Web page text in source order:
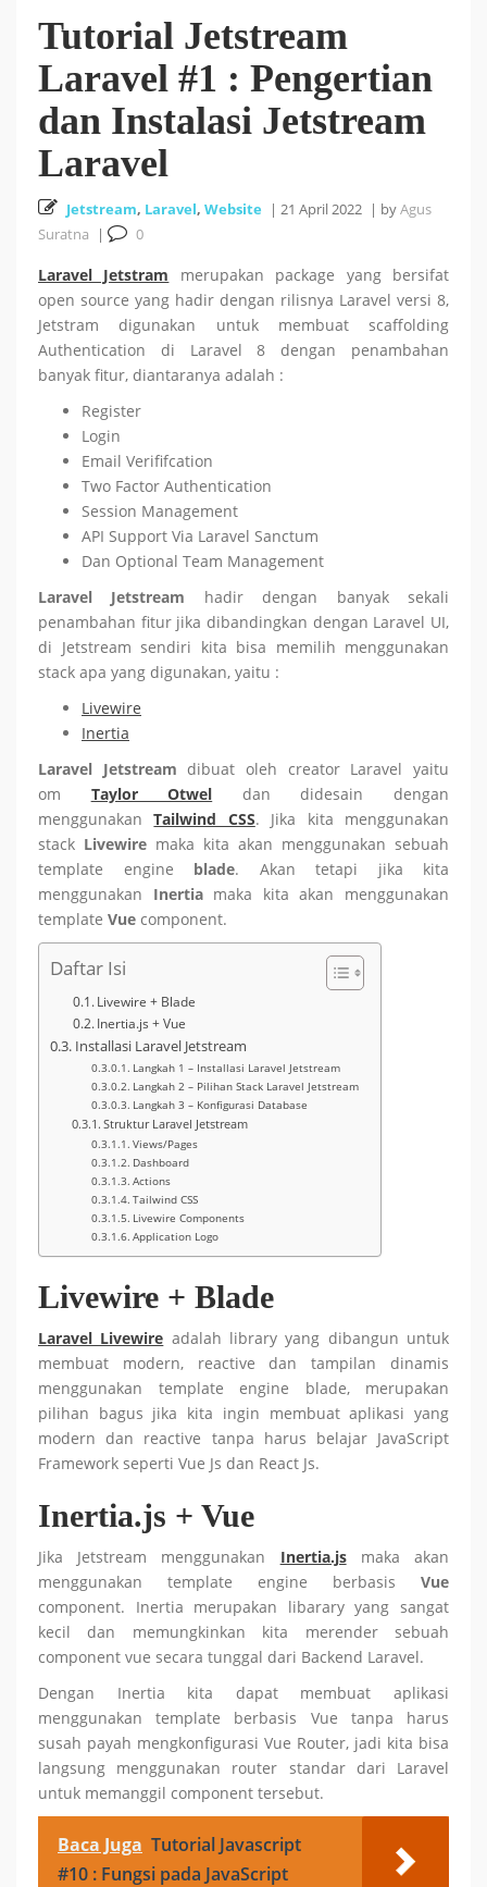
Cara Install HUSTOJ (HUST Online Judge) di Ubuntu
24.04 LTS 26 October 2025
5 October 2025
September 2025
Tutorial Bahasa R : #4 Fungsi dan Kontrol Aliran di R
18 September 2025
Tutorial Jetstream
Laravel #1 : Pengertian
dan Instalasi Jetstream
Laravel
Jetstream, Laravel, Website | 21 April 2022 | byAgus
Suratna
| 0
Laravel Jetstram merupakan package yang bersifat
open source yang hadir dengan rilisnya Laravel versi 8,
Jetstram digunakan untuk membuat scaffolding
Authentication di Laravel 8 dengan penambahan
banyak fitur, diantaranya adalah :
Register
Login
Email Verififcation
Two Factor Authentication
Session Management
API Support Via Laravel Sanctum
Dan Optional Team Management
Laravel Jetstream hadir dengan banyak sekali
penambahan fitur jika dibandingkan dengan Laravel UI,
di Jetstream sendiri kita bisa memilih menggunakan
stack apa yang digunakan, yaitu :
Livewire
Inertia
Laravel Jetstream dibuat oleh creator Laravel yaitu
om Taylor Otwel dan didesain dengan
menggunakanTailwind CSS. Jika kita menggunakan
stack Livewire maka kita akan menggunakan sebuah
template engine blade. Akan tetapi jika kita
menggunakan Inertiamaka kita akan menggunakan
template Vue component.
Daftar Isi
Livewire + Blade
Inertia.js + Vue
Installasi Laravel Jetstream
Langkah 1 – Installasi Laravel Jetstream
Langkah 2 – Pilihan Stack Laravel Jetstream
Langkah 3 – Konfigurasi Database
Struktur Laravel Jetstream
Views/Pages
Dashboard
Actions
Tailwind CSS
Livewire Components
Application Logo
Livewire + Blade
Laravel Livewire adalah library yang dibangun untuk
membuat modern, reactive dan tampilan dinamis
menggunakan template engine blade, merupakan
pilihan bagus jika kita ingin membuat aplikasi yang
modern dan reactive tanpa harus belajar JavaScript
Framework seperti Vue Js dan React Js.
Inertia.js + Vue
Jika Jetstream menggunakan Inertia.jsmaka akan
menggunakan template engine berbasis Vue
component. Inertia merupakan libarary yang sangat
kecil dan memungkinkan kita merender sebuah
component vue secara tunggal dari Backend Laravel.
Dengan Inertia kita dapat membuat aplikasi
menggunakan template berbasis Vue tanpa harus
susah payah mengkonfigurasi Vue Router, jadi kita bisa
langsung menggunakan router standar dari Laravel
untuk memanggil component tersebut.
Baca Juga Tutorial Javascript
#10 : Fungsi pada JavaScript